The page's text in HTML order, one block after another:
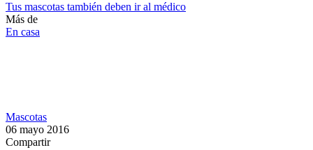
Tus mascotas también deben ir al médico
Más de
En casa
Mascotas
06 mayo 2016
Compartir